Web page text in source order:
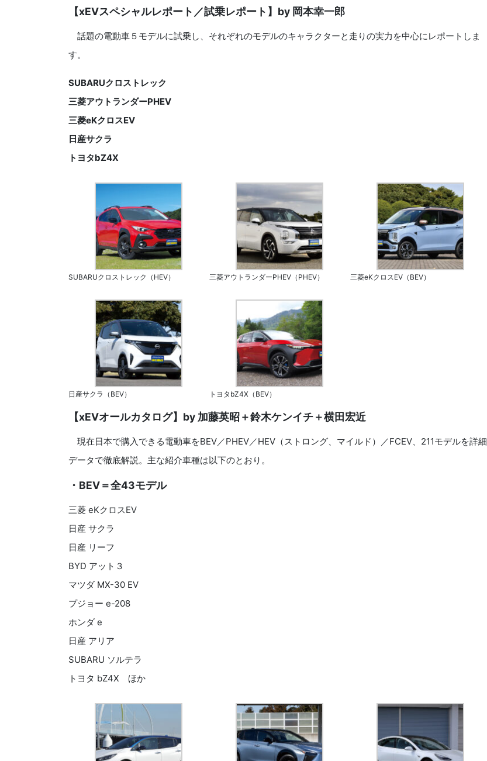
【xEVスペシャルレポート／試乗レポート】by 岡本幸一郎
話題の電動車５モデルに試乗し、それぞれのモデルのキャラクターと走りの実力を中心にレポートしま
す。
SUBARUクロストレック
三菱アウトランダーPHEV
三菱eKクロスEV
日産サクラ
トヨタbZ4X
SUBARUクロストレック（HEV） 三菱アウトランダーPHEV（PHEV） 三菱eKクロスEV（BEV）
日産サクラ（BEV） トヨタbZ4X（BEV）
【xEVオールカタログ】by 加藤英昭＋鈴木ケンイチ＋横田宏近
現在日本で購入できる電動車をBEV／PHEV／HEV（ストロング、マイルド）／FCEV、211モデルを詳細
データで徹底解説。主な紹介車種は以下のとおり。
・BEV＝全43モデル
三菱 eKクロスEV
日産 サクラ
日産 リーフ
BYD アット３
マツダ MX-30 EV
プジョー e-208
ホンダ e
日産 アリア
SUBARU ソルテラ
トヨタ bZ4X ほか